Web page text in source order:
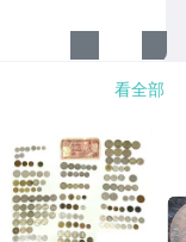
看全部